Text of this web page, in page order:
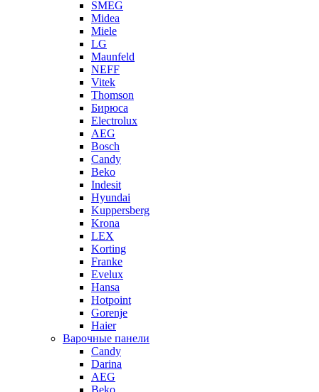
SMEG
Midea
Miele
LG
Maunfeld
NEFF
Vitek
Thomson
Бирюса
Electrolux
AEG
Bosch
Candy
Beko
Indesit
Hyundai
Kuppersberg
Krona
LEX
Korting
Franke
Evelux
Hansa
Hotpoint
Gorenje
Haier
Варочные панели
Candy
Darina
AEG